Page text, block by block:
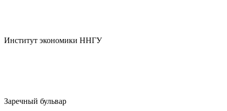
Институт экономики ННГУ
Заречный бульвар